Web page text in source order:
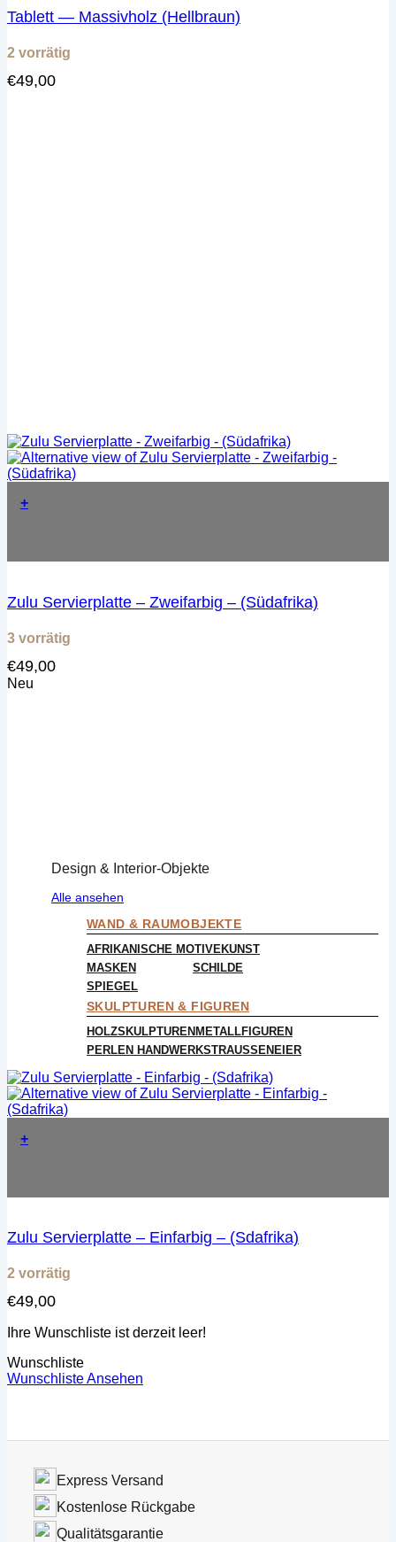
Design & Interior-Objekte
Alle ansehen
WAND & RAUMOBJEKTE
AFRIKANISCHE MOTIVEKUNST
MASKEN
SCHILDE
SPIEGEL
SKULPTUREN & FIGUREN
HOLZSKULPTURENMETALLFIGUREN
PERLEN HANDWERKSTRAUSSENEIER
Tablett — Massivholz (Hellbraun)
2 vorrätig
€49,00
+
Zulu Servierplatte – Zweifarbig – (Südafrika)
3 vorrätig
€49,00
Neu
+
Zulu Servierplatte – Einfarbig – (Sdafrika)
2 vorrätig
€49,00
Ihre Wunschliste ist derzeit leer!
Wunschliste
Wunschliste Ansehen
Express Versand
Kostenlose Rückgabe
Qualitätsgarantie